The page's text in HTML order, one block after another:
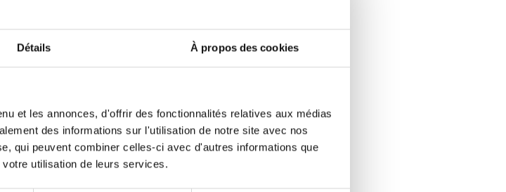
Détails À propos des cookies
et les annonces, d'offrir des fonctionnalités relatives aux médias
des informations sur l'utilisation de notre site avec nos
qui peuvent combiner celles-ci avec d'autres informations que
utilisation de leurs services.
MODALITÉS D’ÉVALUATION
L’évaluation a l’atteinte des objectifs réalisée tout au long de la
formation par des mises en situation tracées sur une grille
L’évaluation de la satisfaction à chaud du stagiaire par
questionnaire de fin de formation.
L’ACCESSIBILITÉ AUX PERSONNES